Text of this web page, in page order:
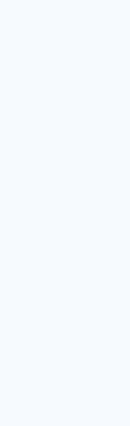
Trains
Gares